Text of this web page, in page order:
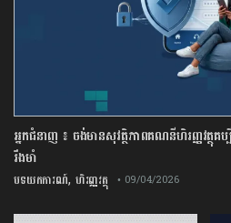
អ្នកជំនាញ ៖ ចង់មានសុវត្ថិភាពគណនីហិរញ្ញវត្ថុគប្
រឹងមាំ
បទយកការណ៍, ហិរញ្ញវត្ថុ • 09/04/2026